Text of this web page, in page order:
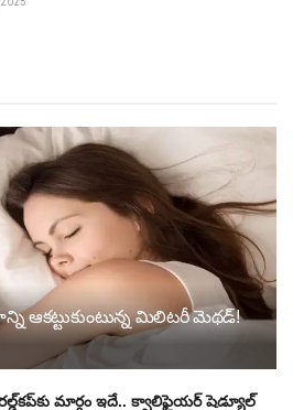
ఆకట్టుకుంటున్న మిలిటరీ మెథడ్!
మార్గం ఇదే.. క్వాలిఫైయర్ షెడ్యూల్